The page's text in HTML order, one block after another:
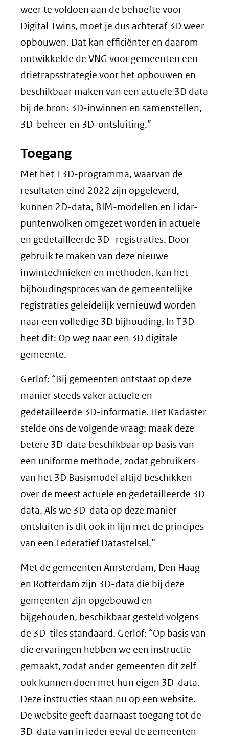
weer te voldoen aan de behoefte voor
Digital Twins, moet je dus achteraf 3D weer
opbouwen. Dat kan efficiënter en daarom
ontwikkelde de VNG voor gemeenten een
drietrapsstrategie voor het opbouwen en
beschikbaar maken van een actuele 3D data
bij de bron: 3D-inwinnen en samenstellen,
3D-beheer en 3D-ontsluiting.”
Toegang
Met het T3D-programma, waarvan de
resultaten eind 2022 zijn opgeleverd,
kunnen 2D-data, BIM-modellen en Lidar-
puntenwolken omgezet worden in actuele
en gedetailleerde 3D- registraties. Door
gebruik te maken van deze nieuwe
inwintechnieken en methoden, kan het
bijhoudingsproces van de gemeentelijke
registraties geleidelijk vernieuwd worden
naar een volledige 3D bijhouding. In T3D
heet dit: Op weg naar een 3D digitale
gemeente.
Gerlof: “Bij gemeenten ontstaat op deze
manier steeds vaker actuele en
gedetailleerde 3D-informatie. Het Kadaster
stelde ons de volgende vraag: maak deze
betere 3D-data beschikbaar op basis van
een uniforme methode, zodat gebruikers
van het 3D Basismodel altijd beschikken
over de meest actuele en gedetailleerde 3D
data. Als we 3D-data op deze manier
ontsluiten is dit ook in lijn met de principes
van een Federatief Datastelsel.”
Met de gemeenten Amsterdam, Den Haag
en Rotterdam zijn 3D-data die bij deze
gemeenten zijn opgebouwd en
bijgehouden, beschikbaar gesteld volgens
de 3D-tiles standaard. Gerlof: “Op basis van
die ervaringen hebben we een instructie
gemaakt, zodat ander gemeenten dit zelf
ook kunnen doen met hun eigen 3D-data.
Deze instructies staan nu op een website.
De website geeft daarnaast toegang tot de
3D-data van in ieder geval de gemeenten